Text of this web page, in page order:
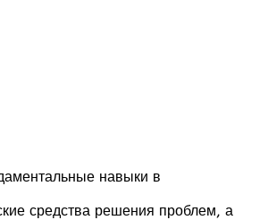
навыки в
средства решения проблем, а